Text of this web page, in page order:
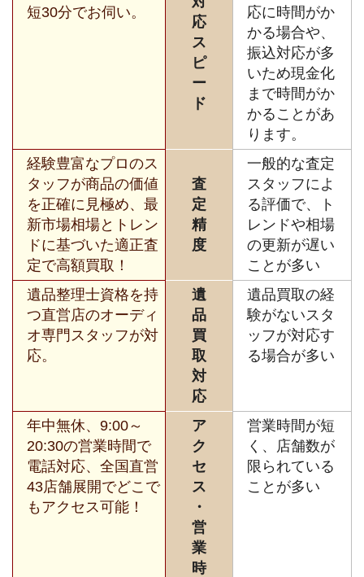
短30分でお伺い。
応
ス
ピ
ー
ド
応に時間がか
かる場合や、
振込対応が多
いため現金化
まで時間がか
かることがあ
ります。
経験豊富なプロのス
タッフが商品の価値
を正確に見極め、最
新市場相場とトレン
ドに基づいた適正査
定で高額買取！
査
定
精
度
一般的な査定
スタッフによ
る評価で、ト
レンドや相場
の更新が遅い
ことが多い
遺品整理士資格を持
つ直営店のオーディ
オ専門スタッフが対
応。
遺
品
買
取
対
応
遺品買取の経
験がないスタ
ッフが対応す
る場合が多い
年中無休、9:00～
20:30の営業時間で
電話対応、全国直営
43店舗展開でどこで
もアクセス可能！
ア
ク
セ
ス
・
営
業
時
営業時間が短
く、店舗数が
限られている
ことが多い